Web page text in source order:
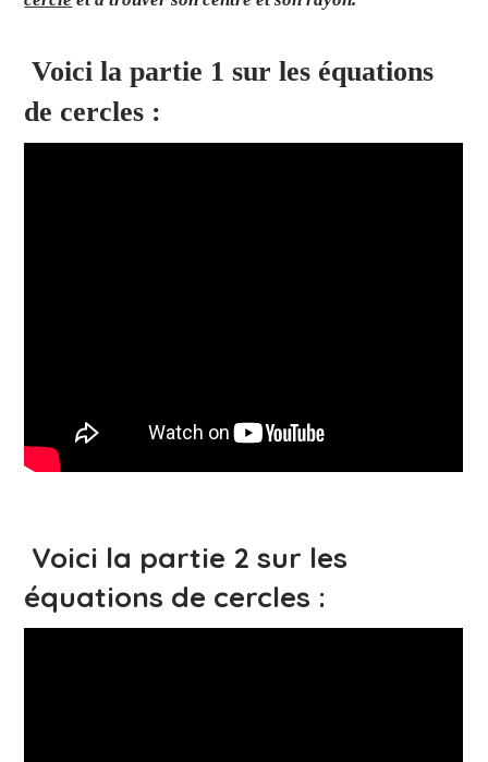
Voici la partie 1 sur les équations
de cercles :
Voici la partie 2 sur les
équations de cercles :